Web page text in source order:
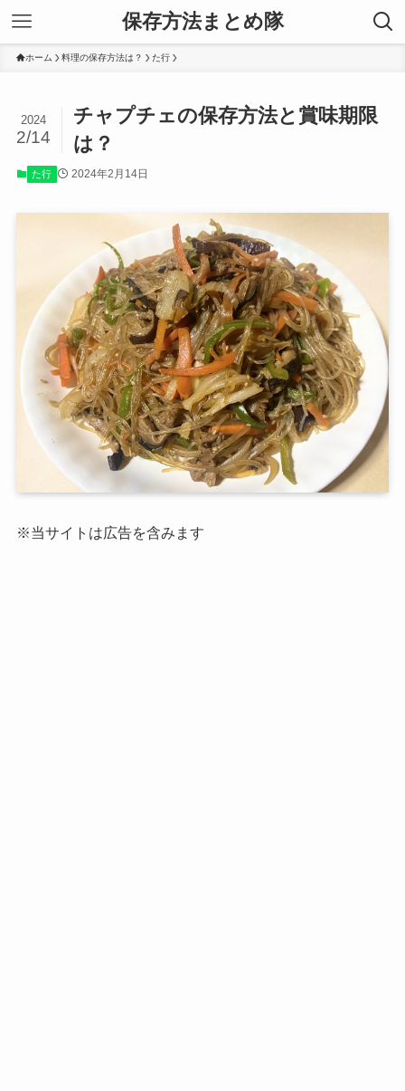
保存方法まとめ隊
ホーム 料理の保存方法は？ た行
チャプチェの保存方法と賞味期限
は？
2024
2/14
た行 2024年2月14日
※当サイトは広告を含みます